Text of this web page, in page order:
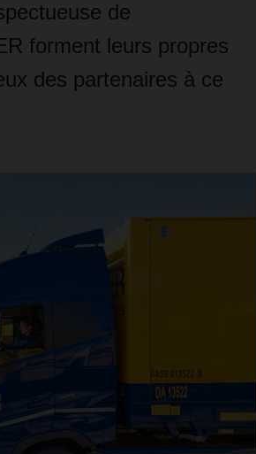
de
forment leurs propres
des partenaires à ce